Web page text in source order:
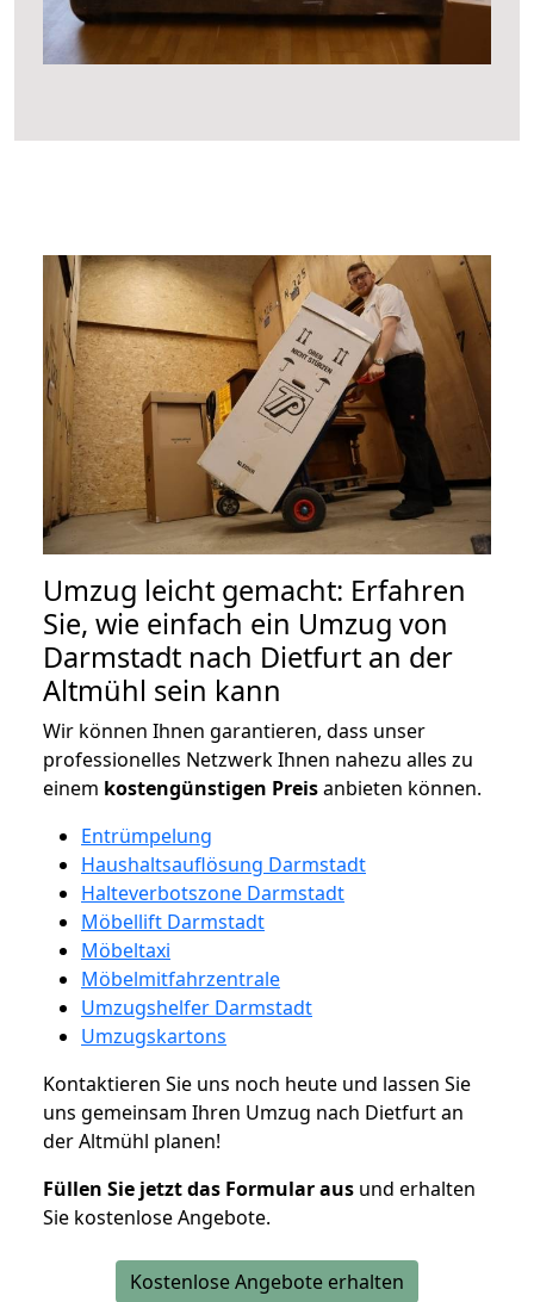
Umzug leicht gemacht: Erfahren
Sie, wie einfach ein Umzug von
Darmstadt nach Dietfurt an der
Altmühl sein kann
Wir können Ihnen garantieren, dass unser
professionelles Netzwerk Ihnen nahezu alles zu
einem kostengünstigen Preisanbieten können.
Entrümpelung
Haushaltsauflösung Darmstadt
Halteverbotszone Darmstadt
Möbellift Darmstadt
Möbeltaxi
Möbelmitfahrzentrale
Umzugshelfer Darmstadt
Umzugskartons
Kontaktieren Sie uns noch heute und lassen Sie
uns gemeinsam Ihren Umzug nach Dietfurt an
der Altmühl planen!
Füllen Sie jetzt das Formular aus und erhalten
Sie kostenlose Angebote.
Kostenlose Angebote erhalten